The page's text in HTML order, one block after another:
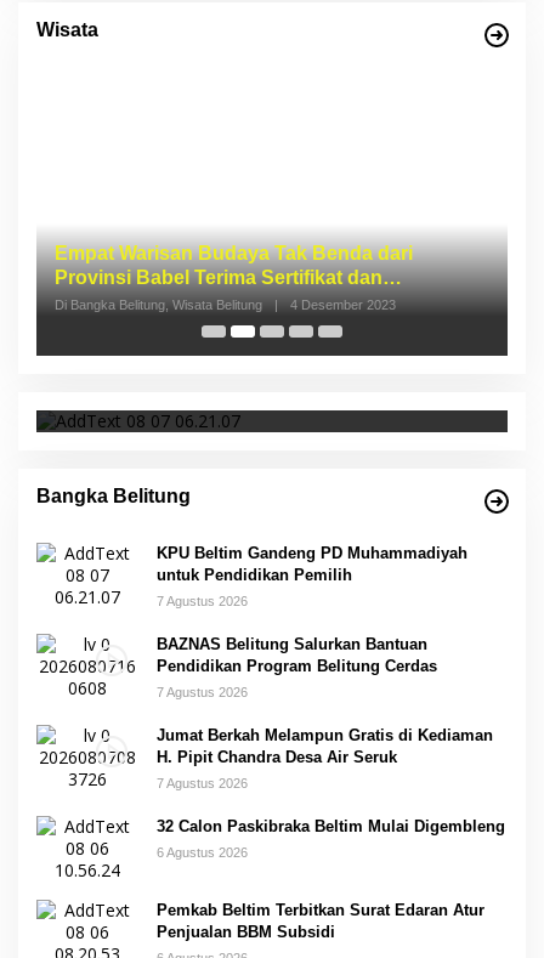
Wisata
Provinsi Babel Terima Sertifikat dan
Bangka Belitung
KPU Beltim Gandeng PD Muhammadiyah
untuk Pendidikan Pemilih
7 Agustus 2026
BAZNAS Belitung Salurkan Bantuan
Pendidikan Program Belitung Cerdas
7 Agustus 2026
Jumat Berkah Melampun Gratis di Kediaman
H. Pipit Chandra Desa Air Seruk
7 Agustus 2026
32 Calon Paskibraka Beltim Mulai Digembleng
6 Agustus 2026
Pemkab Beltim Terbitkan Surat Edaran Atur
Penjualan BBM Subsidi